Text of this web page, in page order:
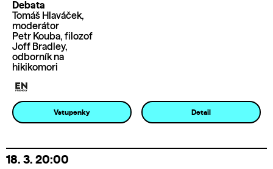
Debata
Tomáš Hlaváček,
moderátor
Petr Kouba, filozof
Joff Bradley,
odborník na
hikikomori
Vstupenky Detail
18. 3. 20:00